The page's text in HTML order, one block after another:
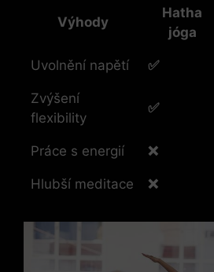
Výhody
Hatha
jóga
Uvolnění napětí ✅
Zvýšení
flexibility
✅
Práce s energií ❌
Hlubší meditace ❌